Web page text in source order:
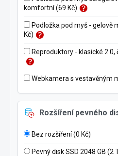
komfortní (69 Kč)
Podložka pod myš - gelově
Kč)
Reproduktory - klasické
Webkamera s vestavěným
Rozšíření pevného
Bez rozšíření (0 Kč)
Pevný disk SSD 2048 GB (2